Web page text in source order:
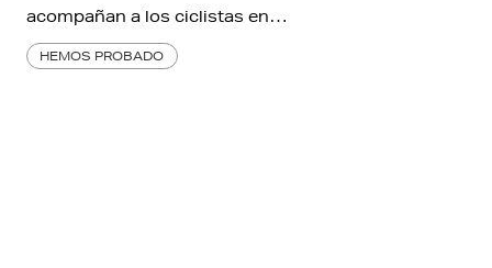
acompañan a los ciclistas en…
HEMOS PROBADO